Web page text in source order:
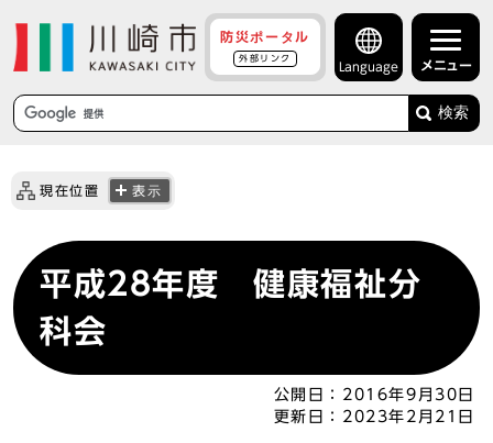
防災ポータル
外部リンク
Language メニュー
検索
現在位置 表示
平成28年度 健康福祉分
科会
公開日： 2016年9月30日
更新日： 2023年2月21日